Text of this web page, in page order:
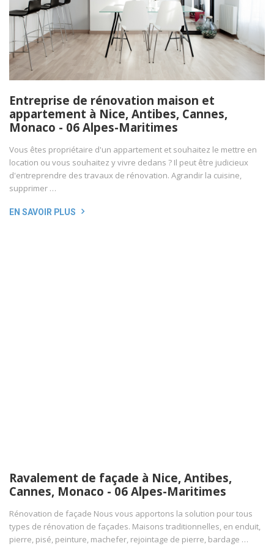
Entreprise de rénovation maison et
appartement à Nice, Antibes, Cannes,
Monaco - 06 Alpes-Maritimes
Vous êtes propriétaire d'un appartement et souhaitez le mettre en
location ou vous souhaitez y vivre dedans ? Il peut être judicieux
d'entreprendre des travaux de rénovation. Agrandir la cuisine,
supprimer …
EN SAVOIR PLUS
Ravalement de façade à Nice, Antibes,
Cannes, Monaco - 06 Alpes-Maritimes
Rénovation de façade Nous vous apportons la solution pour tous
types de rénovation de façades. Maisons traditionnelles, en enduit,
pierre, pisé, peinture, machefer, rejointage de pierre, bardage …